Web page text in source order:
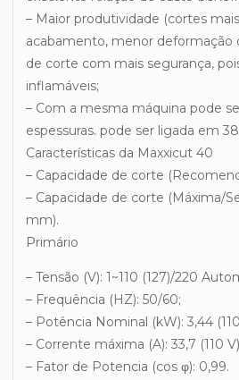
– Maior produtividade (cortes
acabamento, menor deformação
de corte com mais segurança,
inflamáveis;
– Com a mesma máquina pode
espessuras. pode ser ligada em
Características da Maxxicut 40
– Capacidade de corte
– Capacidade de corte (Máxima/
mm).
Primário
– Tensão (V): 1~110 (127)/220
– Frequência (HZ): 50/60;
– Potência Nominal (kW): 3,44
– Corrente máxima (A): 33,7 (110
– Fator de Potencia (cos φ): 0,99.